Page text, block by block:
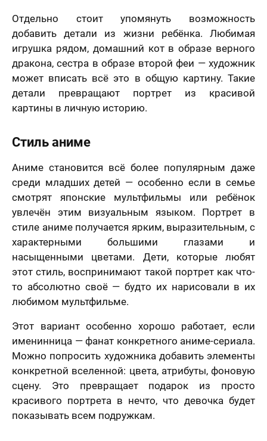
Отдельно стоит упомянуть возможность
добавить детали из жизни ребёнка. Любимая
игрушка рядом, домашний кот в образе верного
дракона, сестра в образе второй феи — художник
может вписать всё это в общую картину. Такие
детали превращают портрет из красивой
картины в личную историю.
Стиль аниме
Аниме становится всё более популярным даже
среди младших детей — особенно если в семье
смотрят японские мультфильмы или ребёнок
увлечён этим визуальным языком. Портрет в
стиле аниме получается ярким, выразительным, с
характерными большими глазами и
насыщенными цветами. Дети, которые любят
этот стиль, воспринимают такой портрет как что-
то абсолютно своё — будто их нарисовали в их
любимом мультфильме.
Этот вариант особенно хорошо работает, если
именинница — фанат конкретного аниме-сериала.
Можно попросить художника добавить элементы
конкретной вселенной: цвета, атрибуты, фоновую
сцену. Это превращает подарок из просто
красивого портрета в нечто, что девочка будет
показывать всем подружкам.
Ваш номер телефона
Нажимая кнопку «Заказать портрет» и отправляя
свои данные, я соглашаюсь сполитикой
конфиденциальности
Нажимая кнопку «Заказать портрет», я даю свое
согласие на обработку моих персональных
данных, в соответствии с Федеральным законом
от 27.07.2006 года №152-ФЗ «О персональных
данных», на условиях и для целей, определенных в
Согласии на обработку персональных данных
Политике в отношении обработки персональных
Я принимаю условиядоговора оферты
На свадьбу
На годовщину
Просто так, без
повода
В течение
недели
В течение 1-3
недель
месяца
Пока не знаю
2 лица
3 лица
40 х 50 см
50 х 70 см
кнопку
я
кнопку
на
моих
в
с
от
«О
на условиях
на
иПолитике в
условия
Имя*
Оставить отзыв
Я согласен с Политикой конфиденциальности
и принимаю условия Публичной оферты